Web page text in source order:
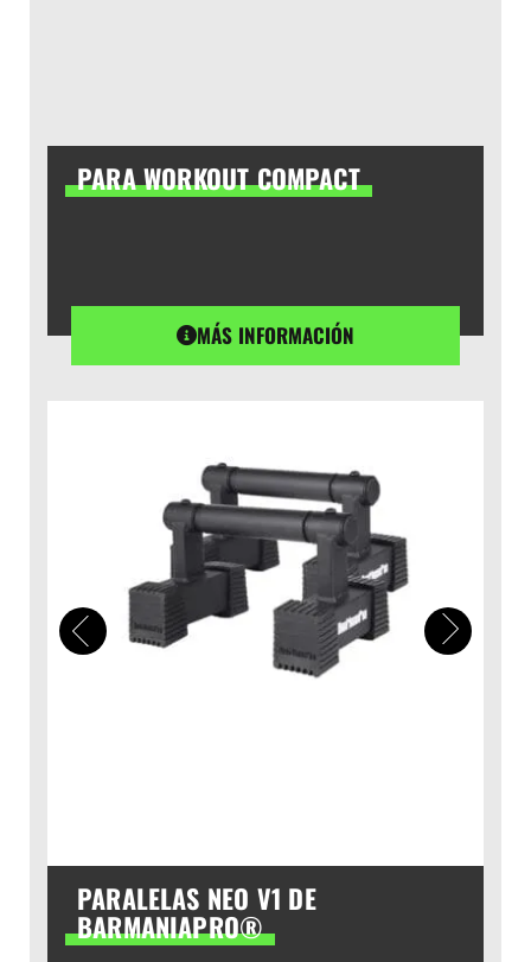
PARA WORKOUT COMPACT
MÁS INFORMACIÓN
PARALELAS NEO V1 DE
BARMANIAPRO®